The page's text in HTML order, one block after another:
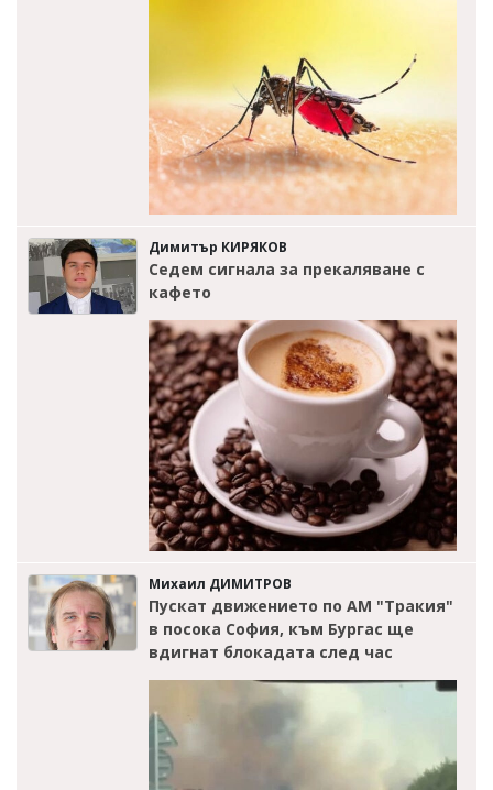
Димитър КИРЯКОВ
Седем сигнала за прекаляване с
кафето
Михаил ДИМИТРОВ
Пускат движението по АМ "Тракия"
в посока София, към Бургас ще
вдигнат блокадата след час